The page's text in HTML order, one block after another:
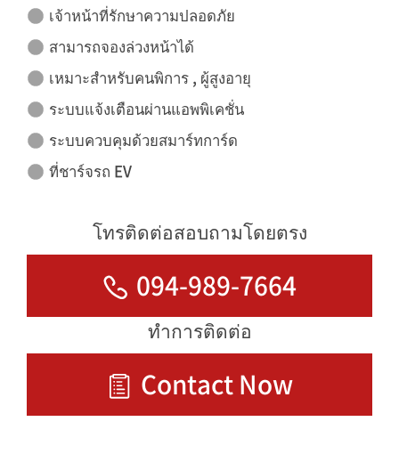
เจ้าหน้าที่รักษาความปลอดภัย
สามารถจองล่วงหน้าได้
เหมาะสำหรับคนพิการ , ผู้สูงอายุ
ระบบแจ้งเตือนผ่านแอพพิเคชั่น
ระบบควบคุมด้วยสมาร์ทการ์ด
ที่ชาร์จรถ EV
โทรติดต่อสอบถามโดยตรง
094-989-7664
ทำการติดต่อ
Contact Now